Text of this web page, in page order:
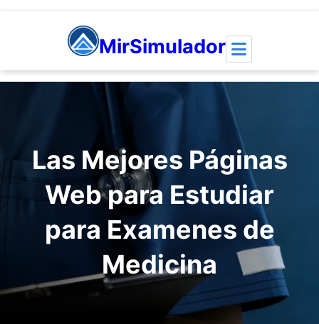
MirSimulador
Las Mejores Páginas
Web para Estudiar
para Examenes de
Medicina